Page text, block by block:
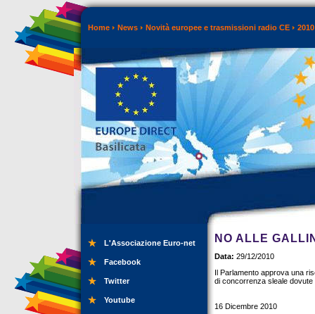
Home News Novità europee e trasmissioni radio CE 2010
L'Associazione Euro-net
Facebook
Twitter
Youtube
NO ALLE
Data: 29/12/2010
Il Parlamento approva una
di concorrenza sleale
16 Dicembre 2010